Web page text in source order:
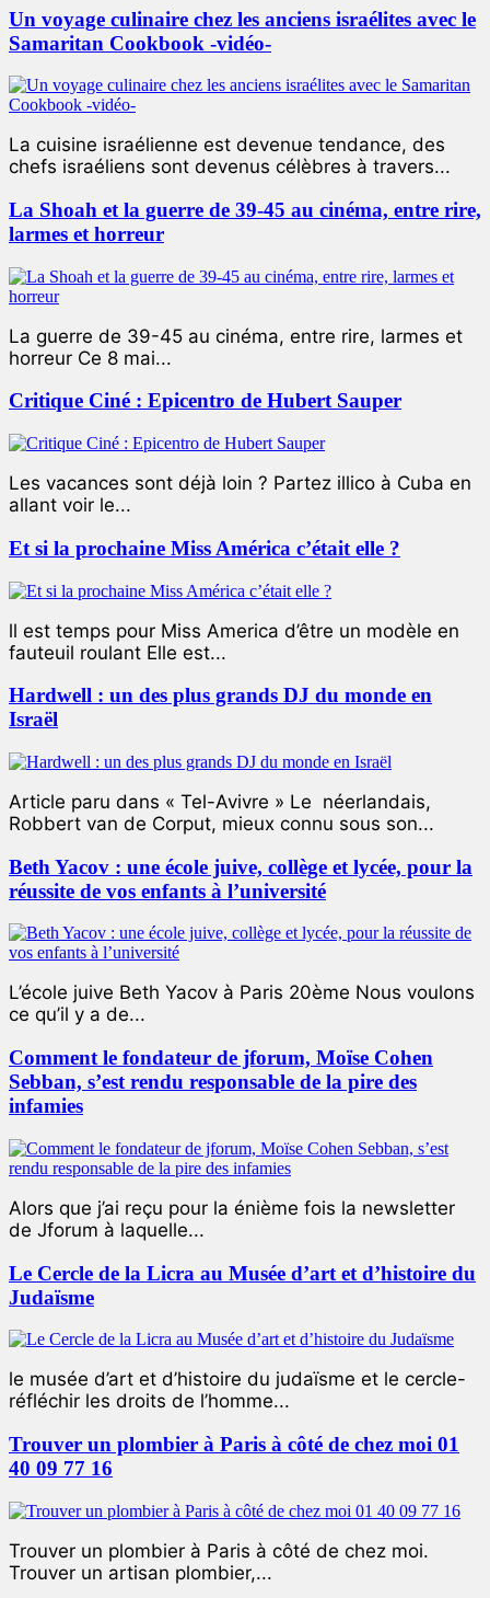
Un voyage culinaire chez les anciens israélites avec le
Samaritan Cookbook -vidéo-
La cuisine israélienne est devenue tendance, des
chefs israéliens sont devenus célèbres à travers...
La Shoah et la guerre de 39-45 au cinéma, entre rire,
larmes et horreur
La guerre de 39-45 au cinéma, entre rire, larmes et
horreur Ce 8 mai...
Critique Ciné : Epicentro de Hubert Sauper
Les vacances sont déjà loin ? Partez illico à Cuba en
allant voir le...
Et si la prochaine Miss América c’était elle ?
ll est temps pour Miss America d’être un modèle en
fauteuil roulant Elle est...
Hardwell : un des plus grands DJ du monde en
Israël
Article paru dans « Tel-Avivre » Le néerlandais,
Robbert van de Corput, mieux connu sous son...
Beth Yacov : une école juive, collège et lycée, pour la
réussite de vos enfants à l’université
L’école juive Beth Yacov à Paris 20ème Nous voulons
ce qu’il y a de...
Comment le fondateur de jforum, Moïse Cohen
Sebban, s’est rendu responsable de la pire des
infamies
Alors que j’ai reçu pour la énième fois la newsletter
de Jforum à laquelle...
Le Cercle de la Licra au Musée d’art et d’histoire du
Judaïsme
le musée d’art et d’histoire du judaïsme et le cercle-
réfléchir les droits de l’homme...
Trouver un plombier à Paris à côté de chez moi 01
40 09 77 16
Trouver un plombier à Paris à côté de chez moi.
Trouver un artisan plombier,...